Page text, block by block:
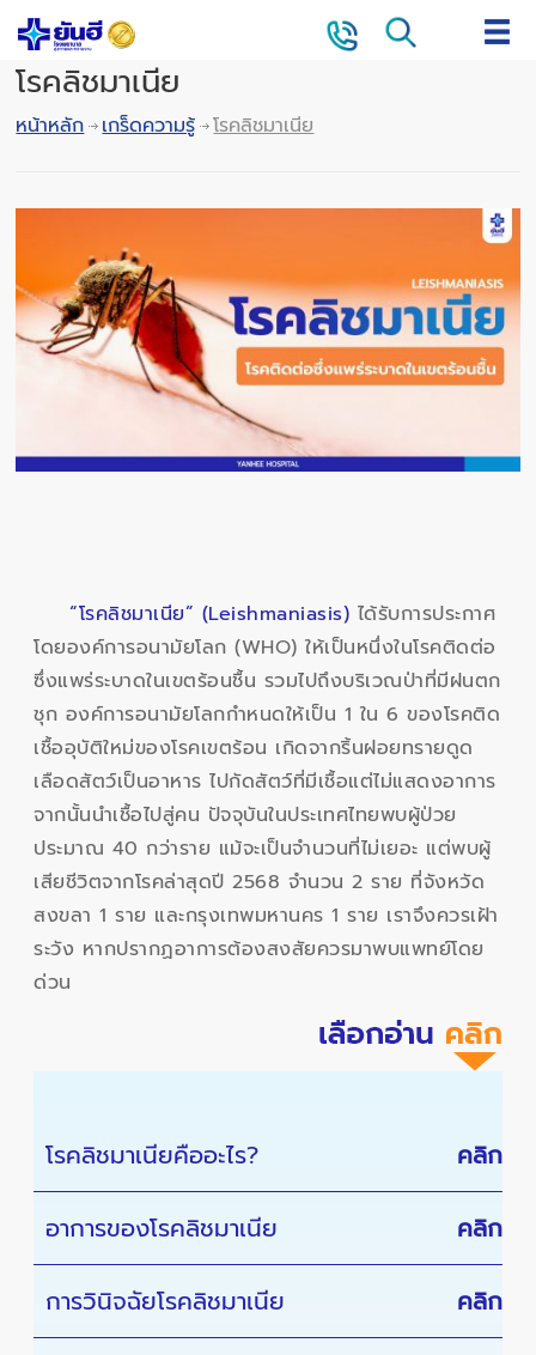
โรคลิชมาเนีย
หน้าหลัก เกร็ดความรู้ โรคลิชมาเนีย
“โรคลิชมาเนีย” (Leishmaniasis) ได้รับการประกาศ
โดยองค์การอนามัยโลก (WHO) ให้เป็นหนึ่งในโรคติดต่อ
ซึ่งแพร่ระบาดในเขตร้อนชื้น รวมไปถึงบริเวณป่าที่มีฝนตก
ชุก องค์การอนามัยโลกกำหนดให้เป็น 1 ใน 6 ของโรคติด
เชื้ออุบัติใหม่ของโรคเขตร้อน เกิดจากริ้นฝอยทรายดูด
เลือดสัตว์เป็นอาหาร ไปกัดสัตว์ที่มีเชื้อแต่ไม่แสดงอาการ
จากนั้นนำเชื้อไปสู่คน ปัจจุบันในประเทศไทยพบผู้ป่วย
ประมาณ 40 กว่าราย แม้จะเป็นจำนวนที่ไม่เยอะ แต่พบผู้
เสียชีวิตจากโรคล่าสุดปี 2568 จำนวน 2 ราย ที่จังหวัด
สงขลา 1 ราย และกรุงเทพมหานคร 1 ราย เราจึงควรเฝ้า
ระวัง หากปรากฏอาการต้องสงสัยควรมาพบแพทย์โดย
ด่วน
โรคลิชมาเนียคืออะไร? คลิก
อาการของโรคลิชมาเนีย คลิก
การวินิจฉัยโรคลิชมาเนีย คลิก